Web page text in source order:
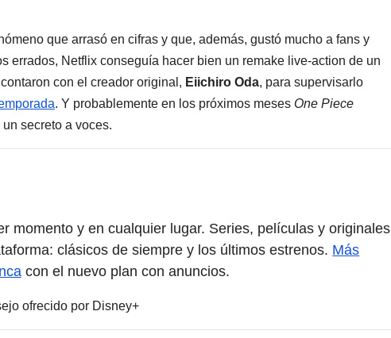
que arrasó en cifras y que, además, gustó mucho a fans y
errados, Netflix conseguía hacer bien un remake live-action de un
con el creador original, Eiichiro Oda, para supervisarlo
. Y probablemente en los próximos meses One Piece
secreto a voces.
momento y en cualquier lugar. Series, películas y originales
clásicos de siempre y los últimos estrenos. Más
con el nuevo plan con anuncios.
ofrecido por Disney+